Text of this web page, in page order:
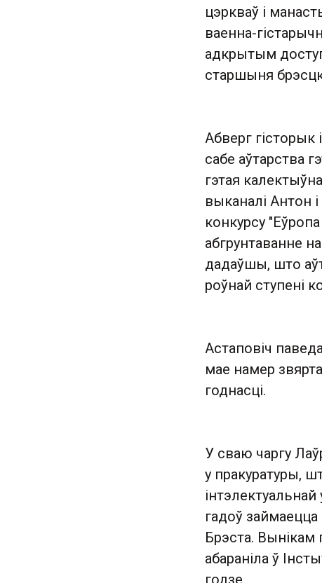
цэркваў і
ваенна-
адкрытым
старшыня
Абверг гісторык
сабе аўтарства
гэтая
выканалі Антон
конкурсу
абгрунтаванне
дадаўшы, што
роўнай ступені
Астаповіч
мае намер
годнасці.
У сваю чаргу
у пракуратуры,
гадоў займаецца
Брэста. Вынікам
абараніла ў
годзе.